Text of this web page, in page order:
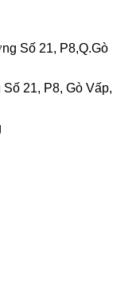
Số 21, P8,Q.Gò
21, P8, Gò Vấp,